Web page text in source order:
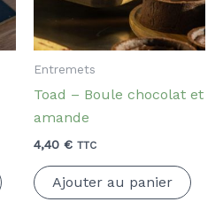
produit
Entremets
Toad – Boule chocolat et
amande
4,40 € TTC
Ajouter au panier